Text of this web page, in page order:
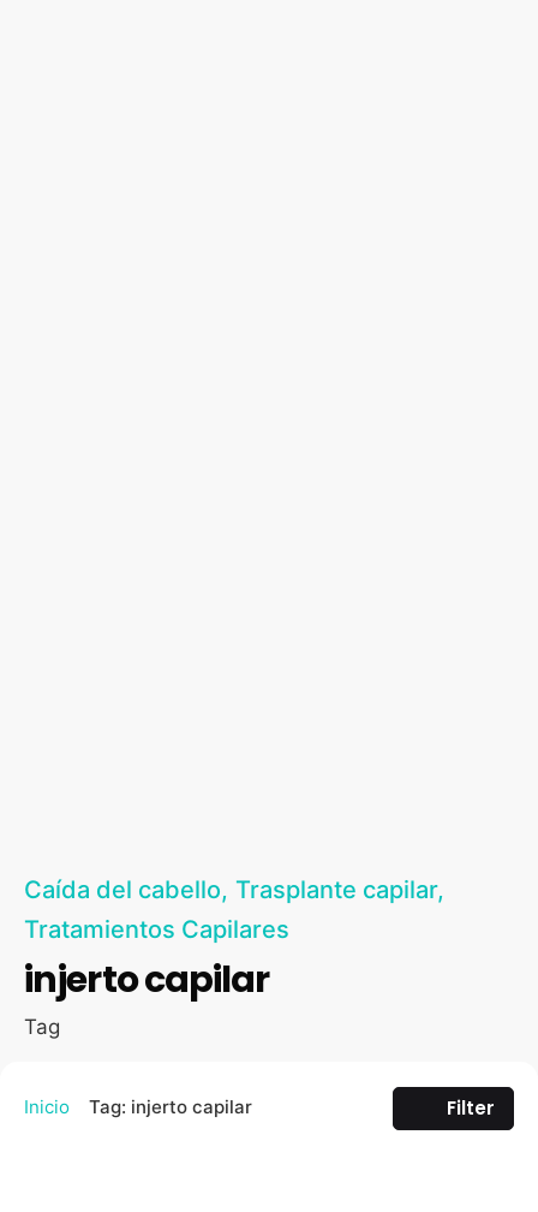
Caída del cabello Trasplante capilar
Tratamientos Capilares
injerto capilar
Tag
Inicio Tag: injerto capilar Filter